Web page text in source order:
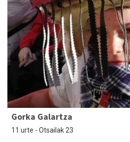
Gorka Galartza
11 urte - Otsailak 23